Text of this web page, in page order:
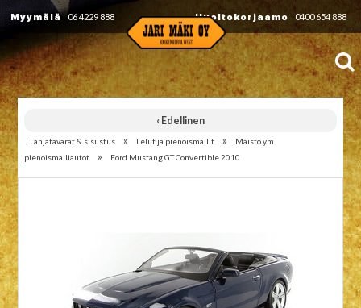
Myymälä 06 4229 888 Huoltokorjaamo 0400 654 888
‹ Edellinen
Lahjatavarat & sisustus » Lelut ja pienoismallit »
Maisto ym.
pienoismalliautot
» Ford Mustang GT Convertible 2010